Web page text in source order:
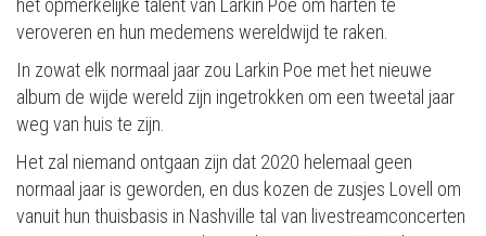
veroveren en hun medemens wereldwijd te raken.
In zowat elk normaal jaar zou Larkin Poe met het nieuwe
album de wijde wereld zijn ingetrokken om een tweetal jaar
weg van huis te zijn.
Het zal niemand ontgaan zijn dat 2020 helemaal geen
normaal jaar is geworden, en dus kozen de zusjes Lovell om
vanuit hun thuisbasis in Nashville tal van livestreamconcerten